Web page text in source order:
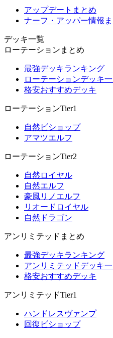
アップデートまとめ
ナーフ・アッパー情報
デッキ一覧
ローテーションまとめ
最強デッキランキング
ローテーションデッキ
格安おすすめデッキ
ローテーションTier1
自然ビショップ
アマツエルフ
ローテーションTier2
自然ロイヤル
自然エルフ
豪風リノエルフ
リオードロイヤル
自然ドラゴン
アンリミテッドまとめ
最強デッキランキング
アンリミテッドデッキ
格安おすすめデッキ
アンリミテッドTier1
ハンドレスヴァンプ
回復ビショップ